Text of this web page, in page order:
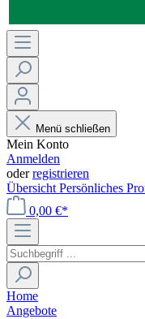
Menü schließen
Mein Konto
Anmelden
oderregistrieren
Übersicht Persönliches
0,00 €*
Home
Angebote